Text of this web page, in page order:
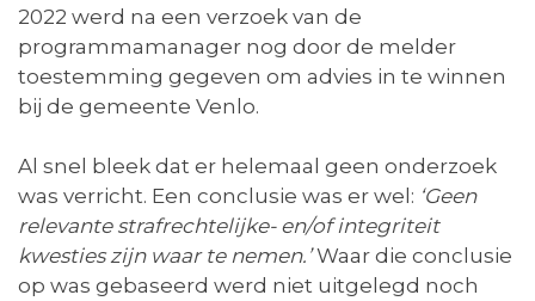
2022 werd na een verzoek van de
programmamanager nog door de melder
toestemming gegeven om advies in te winnen
bij de gemeente Venlo.
Al snel bleek dat er helemaal geen onderzoek
was verricht. Een conclusie was er wel: ‘Geen
relevante strafrechtelijke- en/of integriteit
kwesties zijn waar te nemen.’Waar die conclusie
op was gebaseerd werd niet uitgelegd noch